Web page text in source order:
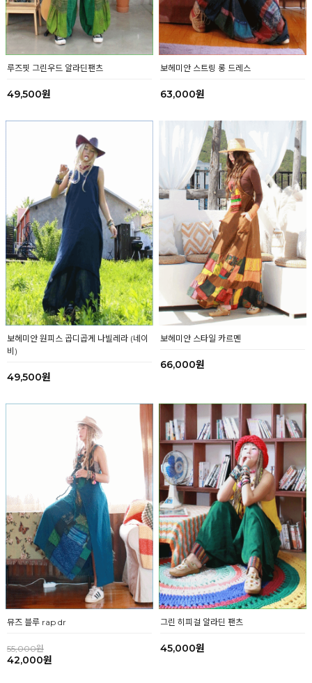
루즈핏 그린우드 알라딘팬츠
49,500원
보헤미안 스트링 롱 드레스
63,000원
보헤미안 원피스 곱디곱게 나빌레라 (네이
비)
49,500원
보헤미안 스타일 카르멘
66,000원
뮤즈 블루 rap dr
55,000원
42,000원
그린 히피걸 알라딘 팬츠
45,000원